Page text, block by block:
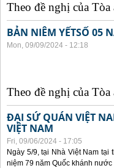
Theo đề nghị của
BẢN NIÊM YẾTSỐ 05
Mon, 09/09/2024 - 12:18
Theo đề nghị của
ĐẠI SỨ QUÁN VIỆT
VIỆT NAM
Fri, 09/06/2024 - 17:05
Ngày 5/9, tại Nhà Việt Nam
niệm 79 năm Quốc khánh